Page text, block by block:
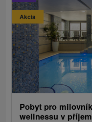
Akcia
Pobyt pro
wellnessu v